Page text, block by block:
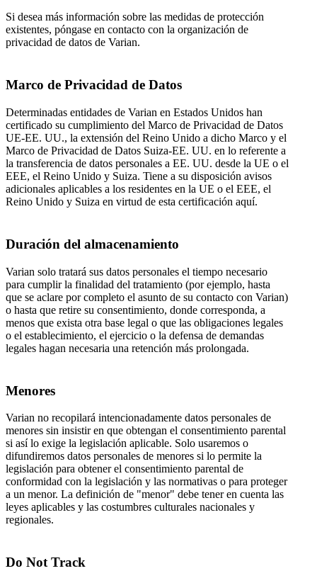
Si desea más información sobre las medidas de protección
existentes, póngase en contacto con la organización de
privacidad de datos de Varian.
Marco de Privacidad de Datos
Determinadas entidades de Varian en Estados Unidos han
certificado su cumplimiento del Marco de Privacidad de Datos
UE-EE. UU., la extensión del Reino Unido a dicho Marco y el
Marco de Privacidad de Datos Suiza-EE. UU. en lo referente a
la transferencia de datos personales a EE. UU. desde la UE o el
EEE, el Reino Unido y Suiza. Tiene a su disposición avisos
adicionales aplicables a los residentes en la UE o el EEE, el
Reino Unido y Suiza en virtud de esta certificación aquí.
Duración del almacenamiento
Varian solo tratará sus datos personales el tiempo necesario
para cumplir la finalidad del tratamiento (por ejemplo, hasta
que se aclare por completo el asunto de su contacto con Varian)
o hasta que retire su consentimiento, donde corresponda, a
menos que exista otra base legal o que las obligaciones legales
o el establecimiento, el ejercicio o la defensa de demandas
legales hagan necesaria una retención más prolongada.
Menores
Varian no recopilará intencionadamente datos personales de
menores sin insistir en que obtengan el consentimiento parental
si así lo exige la legislación aplicable. Solo usaremos o
difundiremos datos personales de menores si lo permite la
legislación para obtener el consentimiento parental de
conformidad con la legislación y las normativas o para proteger
a un menor. La definición de "menor" debe tener en cuenta las
leyes aplicables y las costumbres culturales nacionales y
regionales.
Do Not Track